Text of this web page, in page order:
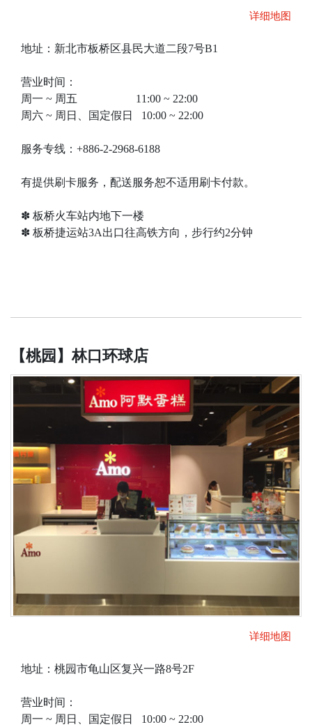
详细地图
地址：新北市板桥区县民大道二段7号B1
营业时间：
周一 ~ 周五 11:00 ~ 22:00
周六 ~ 周日、国定​​假日 10:00 ~ 22:00
服务专线：+886-2-2968-6188
有提供刷卡服务，配送服务恕不适用刷卡付款。
✽ 板桥火车站内地下一楼
✽ 板桥捷运站3A出口往高铁方向，步行约2分钟
【桃园】林口环球店
详细地图
地址：桃园市龟山区复兴一路8号2F
营业时间：
周一 ~ 周日、国定假日 10:00 ~ 22:00